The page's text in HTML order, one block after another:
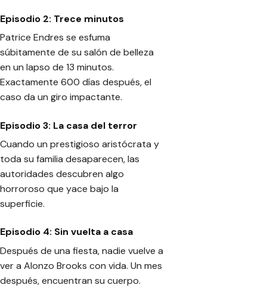
Episodio 2: Trece minutos
Patrice Endres se esfuma
súbitamente de su salón de belleza
en un lapso de 13 minutos.
Exactamente 600 días después, el
caso da un giro impactante.
Episodio 3: La casa del terror
Cuando un prestigioso aristócrata y
toda su familia desaparecen, las
autoridades descubren algo
horroroso que yace bajo la
superficie.
Episodio 4: Sin vuelta a casa
Después de una fiesta, nadie vuelve a
ver a Alonzo Brooks con vida. Un mes
después, encuentran su cuerpo.